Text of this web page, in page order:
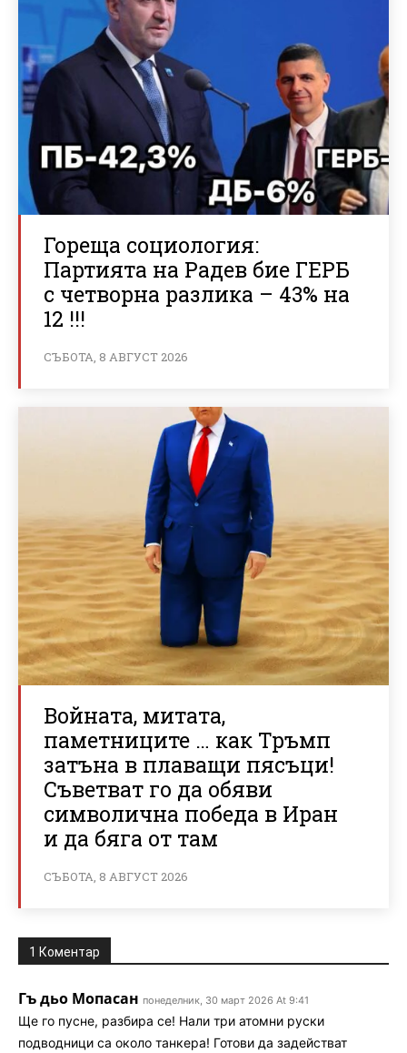
Гореща социология:
Партията на Радев бие ГЕРБ
с четворна разлика – 43% на
12 !!!
СЪБОТА, 8 АВГУСТ 2026
Войната, митата,
паметниците … как Тръмп
затъна в плаващи пясъци!
Съветват го да обяви
символична победа в Иран
и да бяга от там
СЪБОТА, 8 АВГУСТ 2026
1 Коментар
Гъ дьо Мопасан понеделник, 30 март 2026 At 9:41
Ще го пусне, разбира се! Нали три атомни руски
подводници са около танкера! Готови да задействат